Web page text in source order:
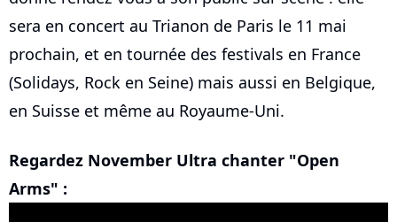
sera en concert au Trianon de Paris le 11 mai
prochain, et en tournée des festivals en France
(Solidays, Rock en Seine) mais aussi en Belgique,
en Suisse et même au Royaume-Uni.
Regardez November Ultra chanter "Open
Arms" :